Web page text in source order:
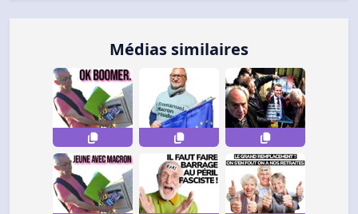
Médias similaires